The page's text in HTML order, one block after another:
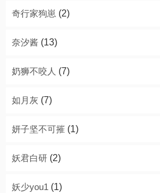
奇行家狗崽 (2)
奈汐酱 (13)
奶狮不咬人 (7)
如月灰 (7)
妍子坚不可摧 (1)
妖君白研 (2)
妖少you1 (1)